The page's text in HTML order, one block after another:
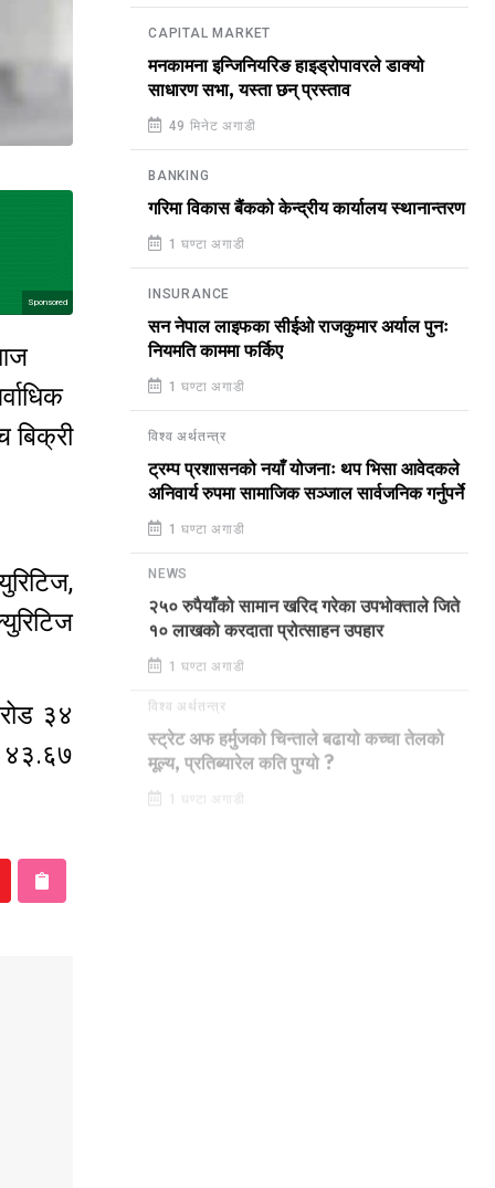
Sponsored
बिक्री
३४
४३.६७
CAPITAL MARKET
मनकामना इन्जिनियरिङ हाइड्रोपावरले डाक्यो
साधारण सभा, यस्ता छन् प्रस्ताव
49 मिनेट अगाडी
BANKING
गरिमा विकास बैंकको केन्द्रीय कार्यालय स्थानान्तरण
1 घण्टा अगाडी
INSURANCE
सन नेपाल लाइफका सीईओ राजकुमार अर्याल पुनः
नियमति काममा फर्किए
1 घण्टा अगाडी
विश्व अर्थतन्त्र
ट्रम्प प्रशासनको नयाँ योजनाः थप भिसा आवेदकले
अनिवार्य रुपमा सामाजिक सञ्जाल सार्वजनिक गर्नुपर्ने
1 घण्टा अगाडी
NEWS
२५० रुपैयाँको सामान खरिद गरेका उपभोक्ताले जिते
१० लाखको करदाता प्रोत्साहन उपहार
1 घण्टा अगाडी
स्ट्रेट अफ हर्मुजको चिन्ताले बढायो कच्चा तेलको
मूल्य, प्रतिब्यारेल कति पुग्यो ?